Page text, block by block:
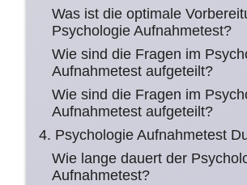
Was ist die optimale
Psychologie Aufnahmetest?
Wie sind die Fragen im
Aufnahmetest aufgeteilt?
Wie sind die Fragen im
Aufnahmetest aufgeteilt?
4. Psychologie Aufnahmetest
Wie lange dauert der
Aufnahmetest?